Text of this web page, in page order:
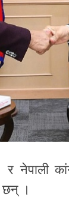
नेपाली
छन् ।